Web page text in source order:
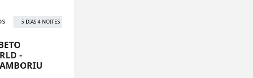
5 DIAS 4 NOITES
-